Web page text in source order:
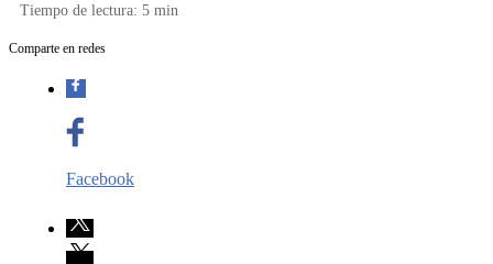
Tiempo de lectura: 5 min
Comparte en redes
Facebook